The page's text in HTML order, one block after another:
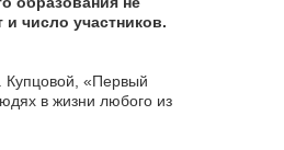
и число участников.
Купцовой, «Первый
в жизни любого из